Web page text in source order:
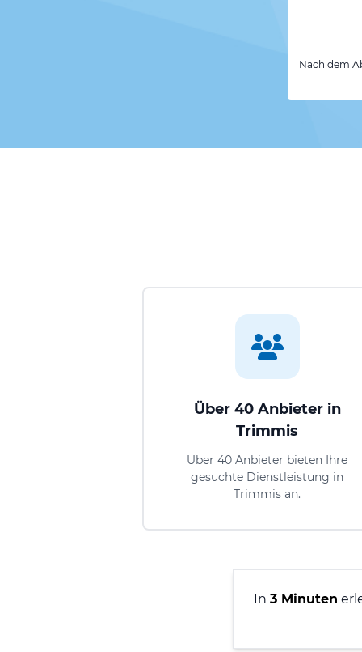
Nach dem
Über 40 Anbieter in
Trimmis
Über 40 Anbieter bieten Ihre
gesuchte Dienstleistung in
Trimmis an.
In 3 Minuten